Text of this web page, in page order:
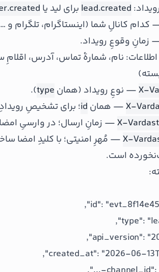
lead.created برای لید یا
کدام کانالِ شما (اینستاگرام، تلگرام و
زمانِ وقوعِ رویداد.
نام، شمارهٔ تماس، آدرس،
X-— نوعِ رویداد (همان type
).
X-— همان id؛ برای تشخیصِ
X-— زمانِ ارسال؛ در وارسیِ
X-— مُهرِ امنیتی؛ با کلیدِ امضا
است.